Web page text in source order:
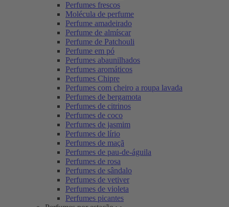
Perfumes frescos
Molécula de perfume
Perfume amadeirado
Perfume de almíscar
Perfume de Patchouli
Perfume em pó
Perfumes abaunilhados
Perfumes aromáticos
Perfumes Chipre
Perfumes com cheiro a roupa lavada
Perfumes de bergamota
Perfumes de citrinos
Perfumes de coco
Perfumes de jasmim
Perfumes de lírio
Perfumes de maçã
Perfumes de pau-de-águila
Perfumes de rosa
Perfumes de sândalo
Perfumes de vetiver
Perfumes de violeta
Perfumes picantes